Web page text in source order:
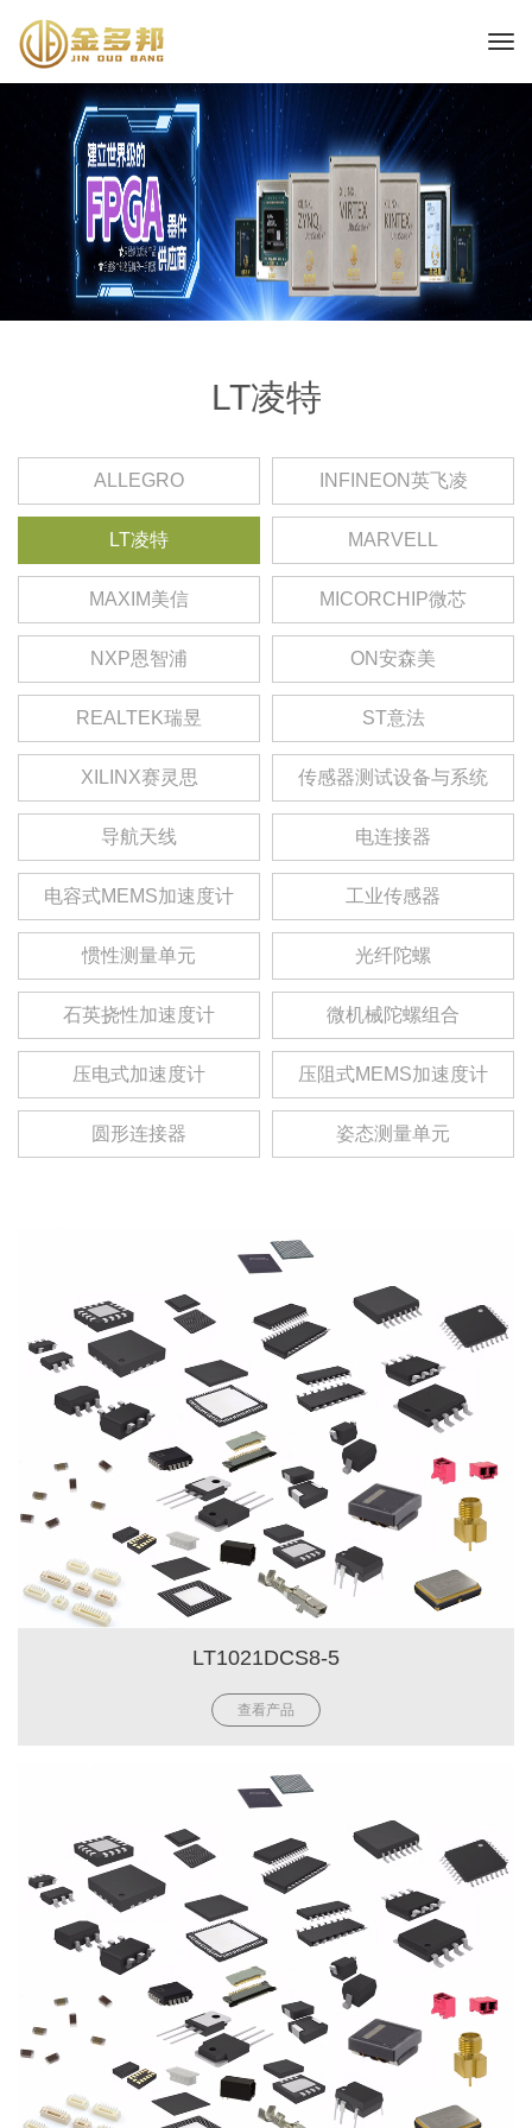
LT凌特
ALLEGRO INFINEON英飞凌
LT凌特 MARVELL
MAXIM美信 MICORCHIP微芯
NXP恩智浦 ON安森美
REALTEK瑞昱 ST意法
XILINX赛灵思 传感器测试设备与系统
导航天线 电连接器
电容式MEMS加速度计 工业传感器
惯性测量单元 光纤陀螺
石英挠性加速度计 微机械陀螺组合
压电式加速度计 压阻式MEMS加速度计
圆形连接器 姿态测量单元
LT1021DCS8-5
查看产品